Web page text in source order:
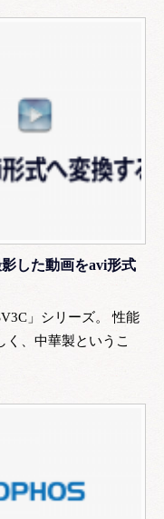
した動画をavi形式
」シリーズ。 性能
く、中華製というこ